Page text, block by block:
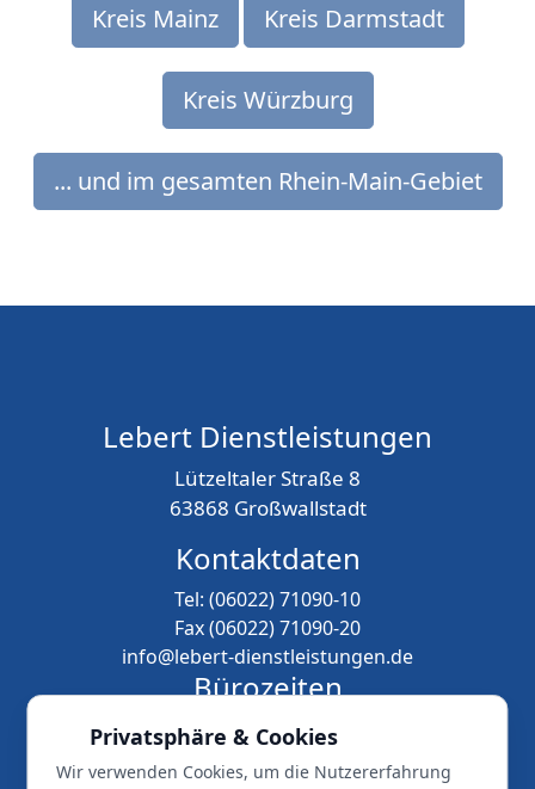
Kreis Mainz Kreis Darmstadt
Kreis Würzburg
... und im gesamten Rhein-Main-Gebiet
Lebert Dienstleistungen
Lützeltaler Straße 8
63868 Großwallstadt
Kontaktdaten
Tel: (06022) 71090-10
Fax (06022) 71090-20
info@lebert-dienstleistungen.de
Bürozeiten
Montag - Freitag
08.00 Uhr - 18.00 Uhr
Privatsphäre & Cookies
Wir verwenden Cookies, um die Nutzererfahrung